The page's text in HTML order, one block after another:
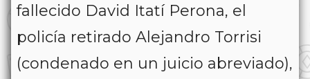
fallecido David Itatí Perona, el
policía retirado Alejandro Torrisi
(condenado en un juicio abreviado),